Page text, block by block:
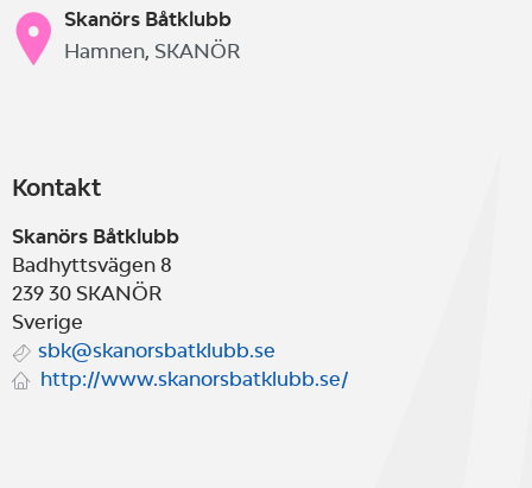
Skanörs Båtklubb
Hamnen, SKANÖR
Kontakt
Skanörs Båtklubb
Badhyttsvägen 8
239 30 SKANÖR
Sverige
sbk@skanorsbatklubb.se
http://www.skanorsbatklubb.se/